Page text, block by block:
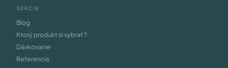
SEKCIE
Blog
Ktorý produkt si vybrať ?
Dávkovanie
Referencie